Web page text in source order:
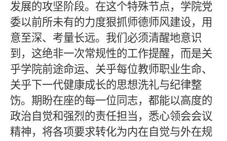
发展的攻坚阶段。在这个特殊节点，学院党
委以前所未有的力度狠抓师德师风建设，用
意至深、考量长远。我们必须清醒地意识
到，这绝非一次常规性的工作提醒，而是关
乎学院前途命运、关乎每位教师职业生命、
关乎下一代健康成长的思想洗礼与纪律整
饬。期盼在座的每一位同志，都能以高度的
政治自觉和强烈的责任担当，悉心领会会议
精神，将各项要求转化为内在自觉与外在规